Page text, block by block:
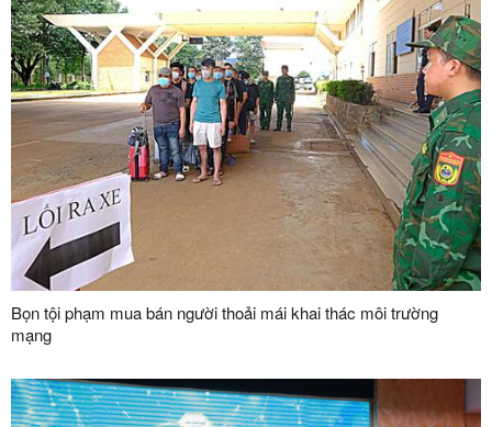
Bọn tội phạm mua bán người thoải mái khai thác môi trường
mạng